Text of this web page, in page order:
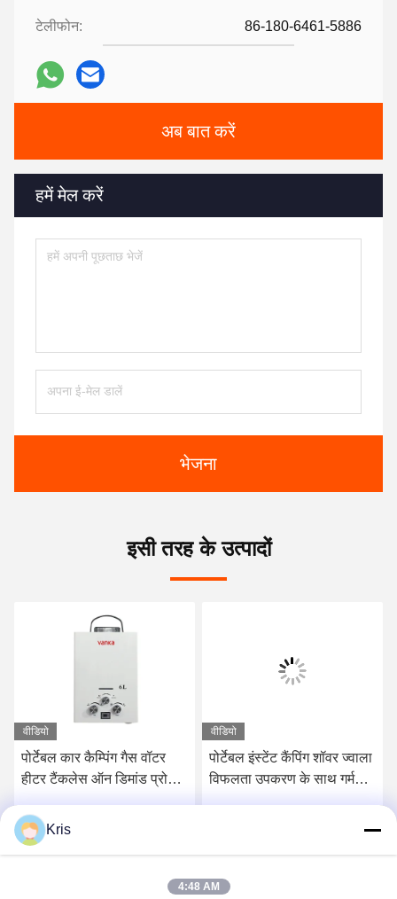
टेलीफोन: 86-180-6461-5886
अब बात करें
हमें मेल करें
भेजना
इसी तरह के उत्पादों
वीडियो
पोर्टेबल कार कैम्पिंग गैस वॉटर
हीटर टैंकलेस ऑन डिमांड प्रोपेन
वीडियो
पोर्टेबल इंस्टेंट कैंपिंग शॉवर ज्वाला
विफलता उपकरण के साथ गर्म
Kris
4:48 AM